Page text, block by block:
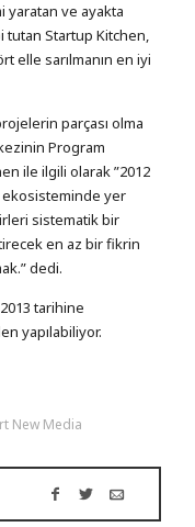
yaratan ve ayakta
Startup Kitchen,
elle sarılmanın en iyi
parçası olma
Program
ile ilgili olarak ”2012
ekosisteminde yer
sistematik bir
en az bir fikrin
dedi.
tarihine
yapılabiliyor.
New Media